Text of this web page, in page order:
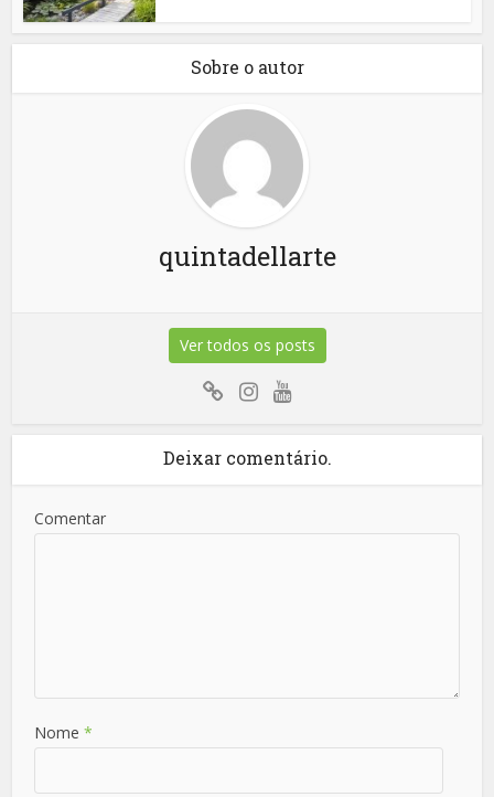
Sobre o autor
quintadellarte
Ver todos os posts
Deixar comentário.
Comentar
Nome*